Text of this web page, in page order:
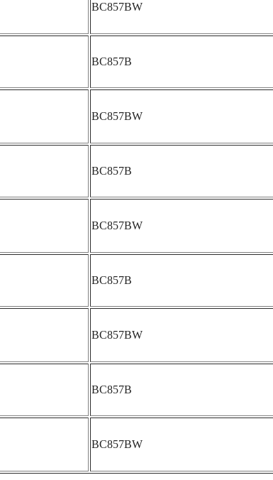
BC857BW
BC857B
BC857BW
BC857B
BC857BW
BC857B
BC857BW
BC857B
BC857BW